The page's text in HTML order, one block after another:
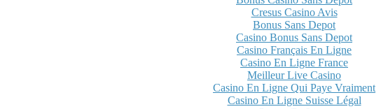
Cresus Casino Avis
Bonus Sans Depot
Casino Bonus Sans Depot
Casino Français En Ligne
Casino En Ligne France
Meilleur Live Casino
Casino En Ligne Qui Paye Vraiment
Casino En Ligne Suisse Légal